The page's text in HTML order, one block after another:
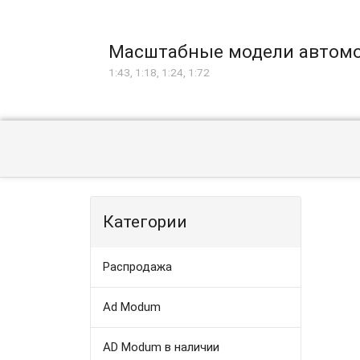
Масштабные модели
1:43, 1:18, 1:24, 1:72
Категории
Распродажа
Ad Modum
AD Modum в наличии